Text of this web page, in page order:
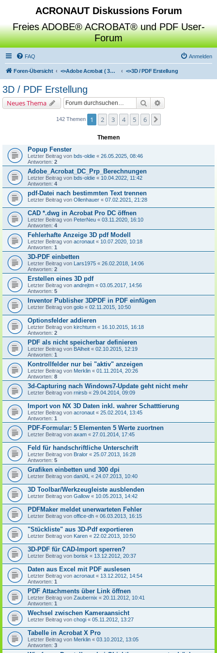
ACRONAUT Diskussions Forum
Freies ADOBE® ACROBAT® und PDF User-
Forum
FAQ Anmelden
Foren-Übersicht <>Adobe Acrobat ( 3D / Professional / Standard / Reader / Distiller ) <>3D / PDF Erstellung
3D / PDF Erstellung
Neues Thema Suche
142 Themen 1 2 3 4 5 6
Themen
Popup Fenster
Letzter Beitrag von bds-oldie « 26.05.2025, 08:46
Antworten: 2
Adobe_Acrobat_DC_Prp_Berechnungen
Letzter Beitrag von bds-oldie « 10.04.2022, 11:42
Antworten: 4
pdf-Datei nach bestimmten Text trennen
Letzter Beitrag von Ollenhauer « 07.02.2021, 21:28
CAD *.dwg in Acrobat Pro DC öffnen
Letzter Beitrag von PeterNeu « 03.11.2020, 16:10
Antworten: 4
Fehlerhafte Anzeige 3D pdf Modell
Letzter Beitrag von acronaut « 10.07.2020, 10:18
Antworten: 1
3D-PDF einbetten
Letzter Beitrag von Lars1975 « 26.02.2018, 14:06
Antworten: 2
Erstellen eines 3D pdf
Letzter Beitrag von andrejtm « 03.05.2017, 14:56
Antworten: 5
Inventor Publisher 3DPDF in PDF einfügen
Letzter Beitrag von golo « 02.11.2015, 10:50
Optionsfelder addieren
Letzter Beitrag von kirchturm « 16.10.2015, 16:18
Antworten: 2
PDF als nicht speicherbar definieren
Letzter Beitrag von BAlheit « 02.10.2015, 12:19
Antworten: 1
Kontrollfelder nur bei "aktiv" anzeigen
Letzter Beitrag von Merklin « 01.11.2014, 20:26
Antworten: 8
3d-Capturing nach Windows7-Update geht nicht mehr
Letzter Beitrag von rnirsb « 29.04.2014, 09:09
Import von NX 3D Daten inkl. wahrer Schatttierung
Letzter Beitrag von acronaut « 25.02.2014, 13:45
Antworten: 1
PDF-Formular: 5 Elementen 5 Werte zuortnen
Letzter Beitrag von axam « 27.01.2014, 17:45
Feld für handschriftliche Unterschrift
Letzter Beitrag von Bralor « 25.07.2013, 16:28
Antworten: 5
Grafiken einbetten und 300 dpi
Letzter Beitrag von daniXL « 24.07.2013, 10:40
3D Toolbar/Werkzeugleiste ausblenden
Letzter Beitrag von Gallow « 10.05.2013, 14:42
PDFMaker meldet unerwarteten Fehler
Letzter Beitrag von office-dh « 06.03.2013, 16:15
"Stückliste" aus 3D-Pdf exportieren
Letzter Beitrag von Karen « 22.02.2013, 10:50
3D-PDF für CAD-Import sperren?
Letzter Beitrag von borisk « 13.12.2012, 20:37
Daten aus Excel mit PDF auslesen
Letzter Beitrag von acronaut « 13.12.2012, 14:54
Antworten: 1
PDF Attachments über Link öffnen
Letzter Beitrag von Zaubernix « 20.11.2012, 10:41
Antworten: 1
Wechsel zwischen Kameraansicht
Letzter Beitrag von chogi « 05.11.2012, 13:27
Tabelle in Acrobat X Pro
Letzter Beitrag von Merklin « 03.10.2012, 13:05
Antworten: 3